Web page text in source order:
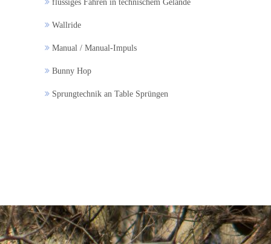
flüssiges Fahren in technischem Gelände
Wallride
Manual / Manual-Impuls
Bunny Hop
Sprungtechnik an Table Sprüngen